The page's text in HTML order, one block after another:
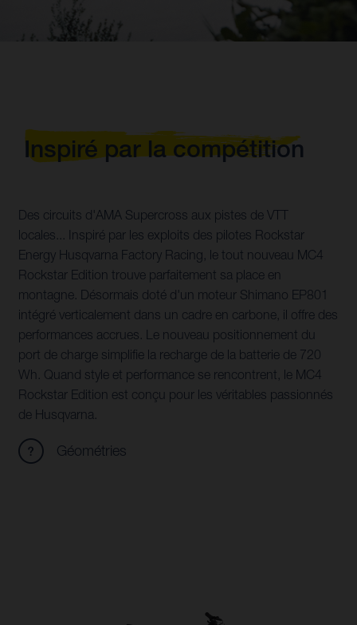
Inspiré par la compétition
Des circuits d'AMA Supercross aux pistes de VTT
locales... Inspiré par les exploits des pilotes Rockstar
Energy Husqvarna Factory Racing, le tout nouveau MC4
Rockstar Edition trouve parfaitement sa place en
montagne. Désormais doté d'un moteur Shimano EP801
intégré verticalement dans un cadre en carbone, il offre des
performances accrues. Le nouveau positionnement du
port de charge simplifie la recharge de la batterie de 720
Wh. Quand style et performance se rencontrent, le MC4
Rockstar Edition est conçu pour les véritables passionnés
de Husqvarna.
Géométries